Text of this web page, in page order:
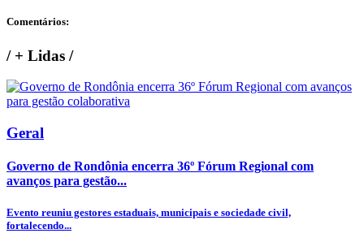
Comentários:
/+ Lidas /
Geral
Governo de Rondônia encerra 36º Fórum Regional com
avanços para gestão...
Evento reuniu gestores estaduais, municipais e sociedade civil,
fortalecendo...